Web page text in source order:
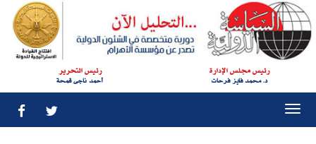
رئيس مجلس الإدارة
د. محمد فايز فرحات
رئيس التحرير
أحمد ناجى قمحة